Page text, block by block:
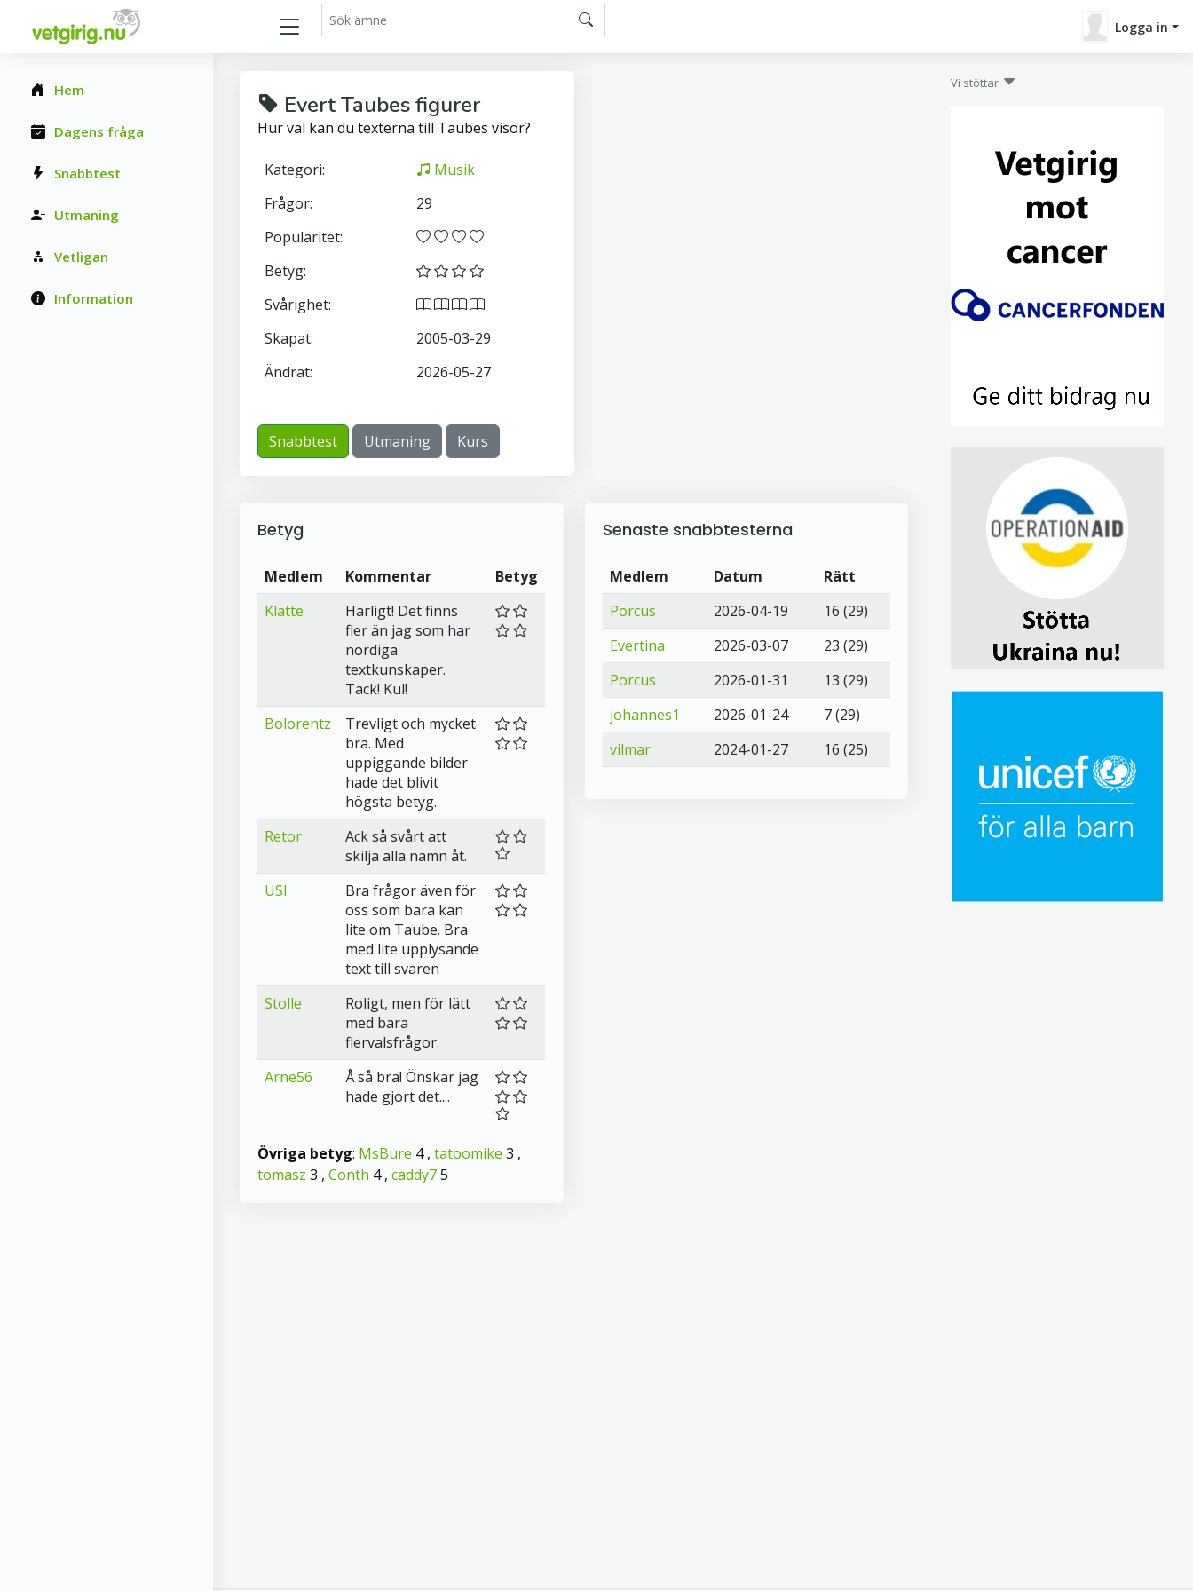
Logga in
Hem
Dagens fråga
Snabbtest
Utmaning
Vetligan
Information
Evert Taubes figurer
Hur väl kan du texterna till Taubes visor?
Kategori:
Musik
Frågor:
29
Popularitet:
Betyg:
Svårighet:
Skapat:
2005-03-29
Ändrat:
2026-05-27
Snabbtest Utmaning Kurs
Betyg
Medlem Kommentar
Betyg
Klatte
Härligt! Det finns
fler än jag som har
nördiga
textkunskaper.
Tack! Kul!
Bolorentz
Trevligt och mycket
bra. Med
uppiggande bilder
hade det blivit
högsta betyg.
Retor
Ack så svårt att
skilja alla namn åt.
USI
Bra frågor även för
oss som bara kan
lite om Taube. Bra
med lite upplysande
text till svaren
Stolle
Roligt, men för lätt
med bara
flervalsfrågor.
Arne56
Å så bra! Önskar jag
hade gjort det....
Övriga betyg: MsBure 4 , tatoomike 3 ,
tomasz 3 , Conth 4 , caddy75
Senaste snabbtesterna
Medlem Datum
Rätt
Porcus
2026-04-19
16 (29)
Evertina
2026-03-07
23 (29)
Porcus
2026-01-31
13 (29)
johannes1
2026-01-24
7 (29)
vilmar
2024-01-27 16 (25)
Vi stöttar